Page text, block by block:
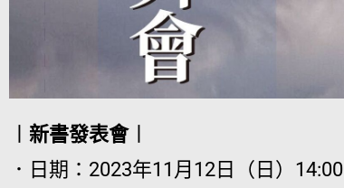
︱新書發表會︱
．日期：2023年11月12日（日）14:00